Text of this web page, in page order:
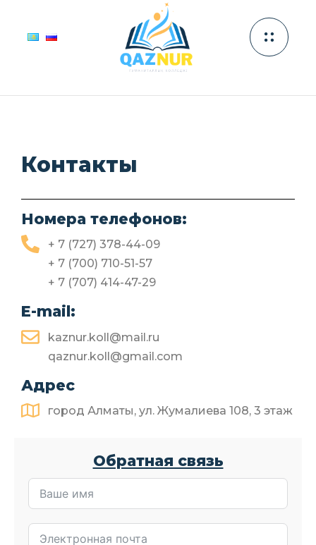
Контакты
Номера телефонов:
+ 7 (727) 378-44-09
+ 7 (700) 710-51-57
+ 7 (707) 414-47-29
E-mail:
kaznur.koll@mail.ru
qaznur.koll@gmail.com
Адрес
город Алматы, ул. Жумалиева 108, 3 этаж
Обратная связь